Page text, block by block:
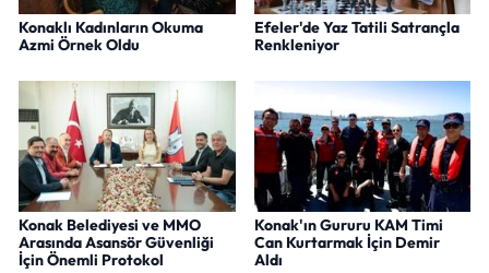
Konaklı Kadınların Okuma
Azmi Örnek Oldu
Efeler'de Yaz Tatili Satrançla
Renkleniyor
Konak Belediyesi ve MMO
Arasında Asansör Güvenliği
İçin Önemli Protokol
Konak'ın Gururu KAM Timi
Can Kurtarmak İçin Demir
Aldı